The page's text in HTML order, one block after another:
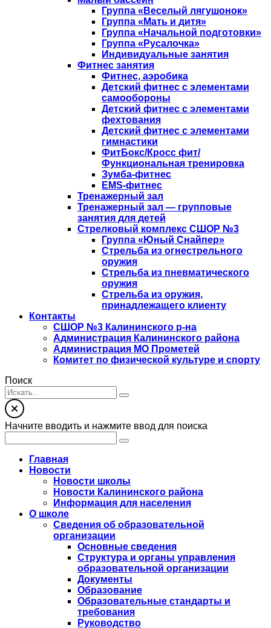
Группа «Веселый лягушонок»
Группа «Мать и дитя»
Группа «Начальной подготовки»
Группа «Русалочка»
Индивидуальные занятия
Фитнес занятия
Фитнес, аэробика
Детский фитнес с элементами
самообороны
Детский фитнес с элементами
фехтования
Детский фитнес с элементами
гимнастики
ФитБокс/Кросс фит/
Функциональная тренировка
Зумба-фитнес
EMS-фитнес
Тренажерный зал
Тренажерный зал — групповые
занятия для детей
Стрелковый комплекс СШОР №3
Группа «Юный Снайпер»
Стрельба из огнестрельного
оружия
Стрельба из пневматического
оружия
Стрельба из оружия,
принадлежащего клиенту
Контакты
СШОР №3 Калининского р-на
Администрация Калининского района
Администрация МО Прометей
Комитет по физической культуре и спорту
Поиск
Начните вводить и нажмите ввод для поиска
Главная
Новости
Новости школы
Новости Калининского района
Информация для населения
О школе
Сведения об образовательной
организации
Основные сведения
Структура и органы управления
образовательной организации
Документы
Образование
Образовательные стандарты и
требования
Руководство